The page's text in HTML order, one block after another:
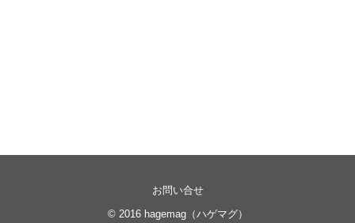
お問い合せ
© 2016 hagemag（ハゲマグ）